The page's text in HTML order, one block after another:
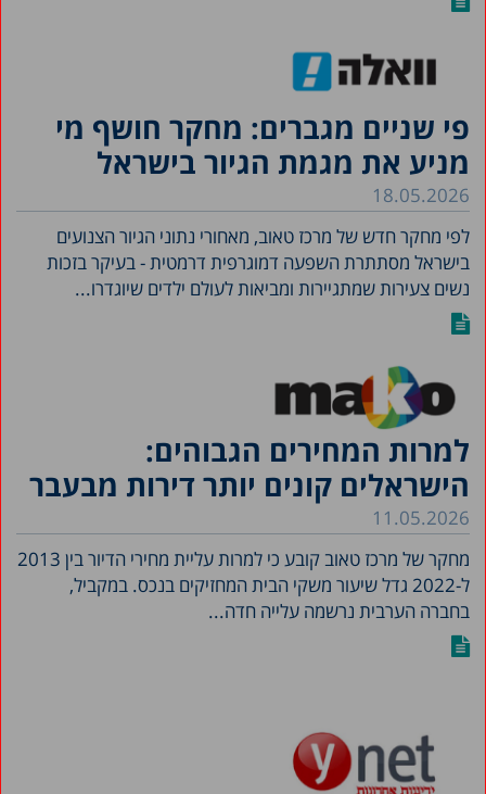
פי שניים מגברים: מחקר חושף מי
מניע את מגמת הגיור בישראל
18.05.2026
לפי מחקר חדש של מרכז טאוב, מאחורי נתוני הגיור הצנועים
בישראל מסתתרת השפעה דמוגרפית דרמטית - בעיקר בזכות
נשים צעירות שמתגיירות ומביאות לעולם ילדים שיוגדרו...
למרות המחירים הגבוהים:
הישראלים קונים יותר דירות מבעבר
11.05.2026
מחקר של מרכז טאוב קובע כי למרות עליית מחירי הדיור בין 2013
ל-2022 גדל שיעור משקי הבית המחזיקים בנכס. במקביל,
בחברה הערבית נרשמה עלייה חדה...